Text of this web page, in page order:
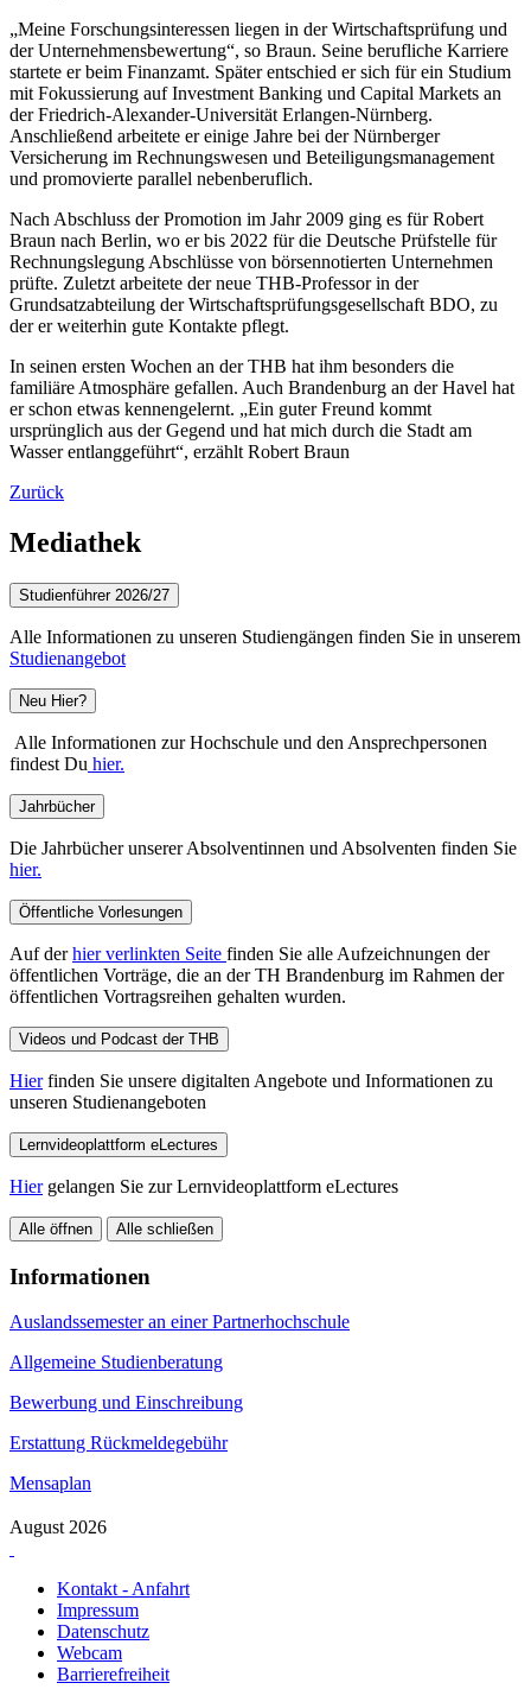
„Meine Forschungsinteressen liegen in der Wirtschaftsprüfung und
der Unternehmensbewertung“, so Braun. Seine berufliche Karriere
startete er beim Finanzamt. Später entschied er sich für ein Studium
mit Fokussierung auf Investment Banking und Capital Markets an
der Friedrich-Alexander-Universität Erlangen-Nürnberg.
Anschließend arbeitete er einige Jahre bei der Nürnberger
Versicherung im Rechnungswesen und Beteiligungsmanagement
und promovierte parallel nebenberuflich.
Nach Abschluss der Promotion im Jahr 2009 ging es für Robert
Braun nach Berlin, wo er bis 2022 für die Deutsche Prüfstelle für
Rechnungslegung Abschlüsse von börsennotierten Unternehmen
prüfte. Zuletzt arbeitete der neue THB-Professor in der
Grundsatzabteilung der Wirtschaftsprüfungsgesellschaft BDO, zu
der er weiterhin gute Kontakte pflegt.
In seinen ersten Wochen an der THB hat ihm besonders die
familiäre Atmosphäre gefallen. Auch Brandenburg an der Havel hat
er schon etwas kennengelernt. „Ein guter Freund kommt
ursprünglich aus der Gegend und hat mich durch die Stadt am
Wasser entlanggeführt“, erzählt Robert Braun
Zurück
Mediathek
Studienführer 2026/27
Alle Informationen zu unseren Studiengängen finden Sie in unserem
Studienangebot
Neu Hier?
Alle Informationen zur Hochschule und den Ansprechpersonen
findest Du hier.
Jahrbücher
Die Jahrbücher unserer Absolventinnen und Absolventen finden Sie
hier.
Öffentliche Vorlesungen
Auf derhier verlinkten Seite finden Sie alle Aufzeichnungen der
öffentlichen Vorträge, die an der TH Brandenburg im Rahmen der
öffentlichen Vortragsreihen gehalten wurden.
Videos und Podcast der THB
Hierfinden Sie unsere digitalten Angebote und Informationen zu
unseren Studienangeboten
Lernvideoplattform eLectures
Hiergelangen Sie zur Lernvideoplattform eLectures
Alle öffnen Alle schließen
Informationen
Auslandssemester an einer Partnerhochschule
Allgemeine Studienberatung
Bewerbung und Einschreibung
Erstattung Rückmeldegebühr
Mensaplan
August 2026
Kontakt - Anfahrt
Impressum
Datenschutz
Webcam
Barrierefreiheit